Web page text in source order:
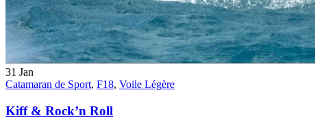
31 Jan
Catamaran de Sport, F18, Voile Légère
Kiff & Rock’n Roll